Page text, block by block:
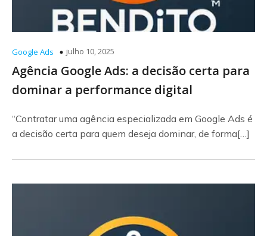
Google Ads julho 10, 2025
Agência Google Ads: a decisão certa para
dominar a performance digital
“Contratar uma agência especializada em Google Ads é
a decisão certa para quem deseja dominar, de forma[…]